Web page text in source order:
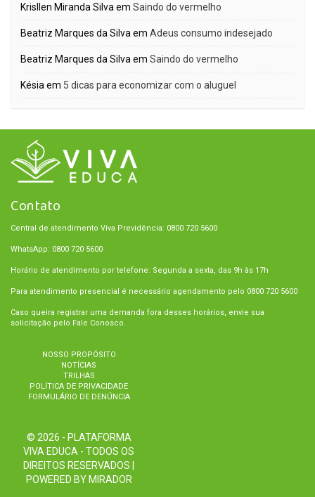
Krisllen Miranda Silva em Saindo do vermelho
Beatriz Marques da Silva em Adeus consumo indesejado
Beatriz Marques da Silva em Saindo do vermelho
Késia em 5 dicas para economizar com o aluguel
Contato
Central de atendimento Viva Previdência: 0800 720 5600
WhatsApp: 0800 720 5600
Horário de atendimento por telefone: Segunda a sexta, das 9h às 17h
Para atendimento presencial é necessário agendamento pelo 0800 720 5600
Caso queira registrar uma demanda fora desses horários, envie sua
solicitação pelo Fale Conosco.
NOSSO PROPÓSITO
NOTÍCIAS
TRILHAS
POLÍTICA DE PRIVACIDADE
FORMULÁRIO DE DENÚNCIA
© 2026 - PLATAFORMA
VIVA EDUCA - TODOS OS
DIREITOS RESERVADOS |
POWERED BY MIRADOR